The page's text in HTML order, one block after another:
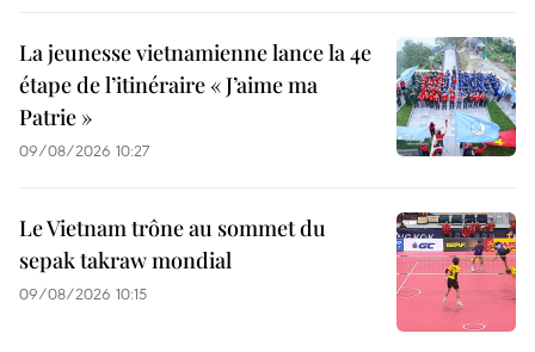
La jeunesse vietnamienne lance la 4e
étape de l’itinéraire « J’aime ma
Patrie »
09/08/2026 10:27
Le Vietnam trône au sommet du
sepak takraw mondial
09/08/2026 10:15